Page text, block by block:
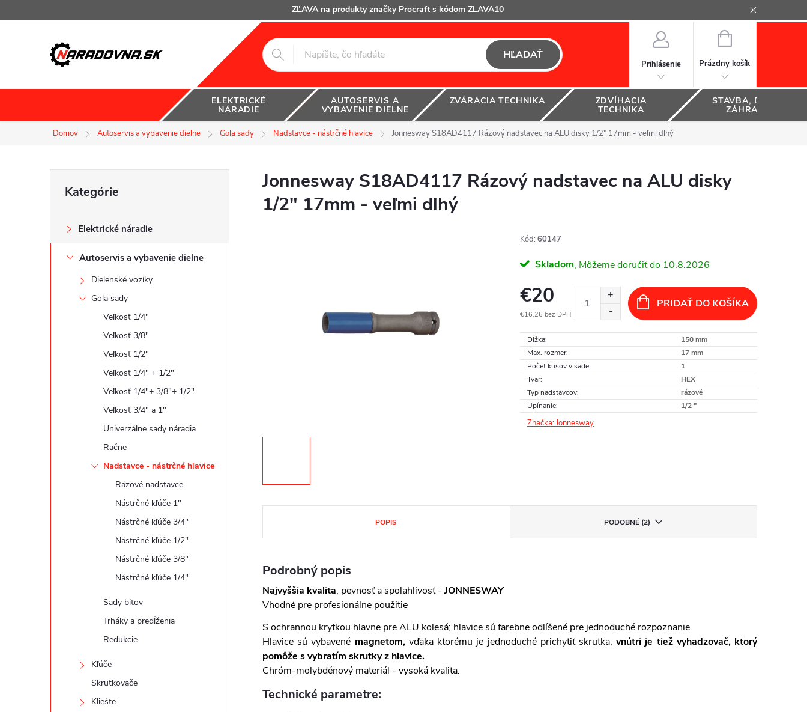
na
ZĽAVA na produkty značky Procraft s kódom ZLAVA10
HĽADAŤ
Prihlásenie
NÁKUPNÝ
Prázdny košík
ELEKTRICKÉ
NÁRADIE
AUTOSERVIS A
VYBAVENIE DIELNE
ZVÁRACIA TECHNIKA ZDVÍHACIA
TECHNIKA
STAVBA, DOM A
ZÁHRADA
Domov Autoservis a vybavenie dielne Gola sady Nadstavce - nástrčné hlavice Jonnesway S18AD4117 Rázový nadstavec na ALU disky 1/2" 17mm - veľmi dlhý
č
kategórie
Kategórie
Elektrické náradie
Autoservis a vybavenie dielne
Dielenské vozíky
Gola sady
Veľkosť 1/4"
Veľkosť 3/8"
Veľkosť 1/2"
Veľkosť 1/4" + 1/2"
Veľkosť 1/4"+ 3/8"+ 1/2"
Veľkosť 3/4" a 1"
Univerzálne sady náradia
Račne
Nadstavce - nástrčné hlavice
Rázové nadstavce
Nástrčné kľúče 1"
Nástrčné kľúče 3/4"
Nástrčné kľúče 1/2"
Nástrčné kľúče 3/8"
Nástrčné kľúče 1/4"
Sady bitov
Trháky a predĺženia
Redukcie
Kľúče
Skrutkovače
Kliešte
Jonnesway S18AD4117 Rázový nadstavec na ALU disky
1/2" 17mm - veľmi dlhý
Kód: 60147
Skladom 10.8.2026
€20
€16,26 bez DPH
cena:
PRIDAŤ DO KOŠÍKA
Dĺžka:
150 mm
Max. rozmer:
17 mm
Počet kusov v sade:
1
Tvar:
HEX
Typ nadstavcov:
rázové
Upínanie: 1/2 "
Značka:Jonnesway
POPIS PODOBNÉ (2)
Podrobný popis
Najvyššia kvalita, pevnosť a spoľahlivosť - JONNESWAY
Vhodné pre profesionálne použitie
S ochrannou krytkou hlavne pre ALU kolesá; hlavice sú farebne odlíšené pre jednoduché rozpoznanie.
Hlavice sú vybavené magnetom,vďaka ktorému je jednoduché prichytiť skrutka;vnútri je tiež vyhadzovač, ktorý
pomôže s vybratím skrutky z hlavice.
Chróm-molybdénový materiál - vysoká kvalita.
Technické parametre: